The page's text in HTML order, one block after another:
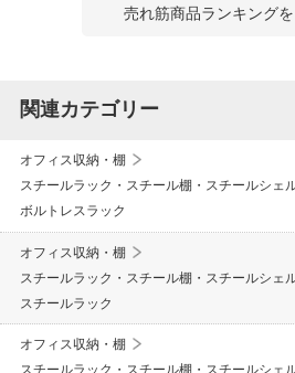
売れ筋商品ランキング
関連カテゴリー
オフィス収納・棚
スチールラック・スチール棚・スチールシェ
ボルトレスラック
オフィス収納・棚
スチールラック・スチール棚・スチールシェ
スチールラック
オフィス収納・棚
スチールラック・スチール棚・スチールシェ